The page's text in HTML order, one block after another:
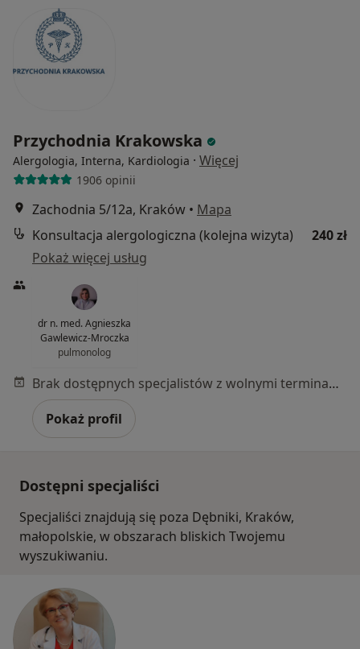
Przychodnia Krakowska
Alergologia, Interna, Kardiologia · Więcej
1906 opinii
Zachodnia 5/12a, Kraków • Mapa
Konsultacja alergologiczna (kolejna wizyta)
240 zł
Pokaż więcej usług
dr n. med. Agnieszka
Gawlewicz-Mroczka
pulmonolog
Brak dostępnych specjalistów z wolnymi terminami w tym centrum medycznym.
Pokaż profil
Dostępni specjaliści
Specjaliści znajdują się poza Dębniki, Kraków,
małopolskie, w obszarach bliskich Twojemu
wyszukiwaniu.